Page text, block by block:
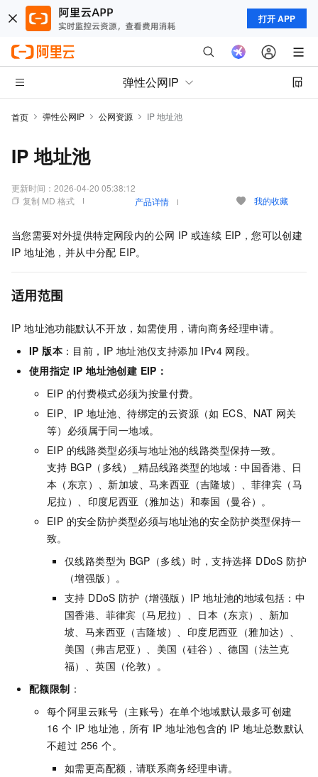
打开 APP
弹性公网IP
首页 弹性公网IP 公网资源 IP 地址池
IP 地址池
更新时间： 2026-04-20 05:38:12
复制 MD 格式
产品详情 我的收藏
当您需要对外提供特定网段内的公网 IP 或连续 EIP，您可以创建
IP 地址池，并从中分配 EIP。
适用范围
IP 地址池功能默认不开放，如需使用，请向商务经理申请。
IP 版本 ：目前，IP 地址池仅支持添加 IPv4 网段。
使用指定 IP 地址池创建 EIP：
EIP 的付费模式必须为按量付费。
EIP、IP 地址池、待绑定的云资源（如 ECS、NAT 网关
等）必须属于同一地域。
EIP 的线路类型必须与地址池的线路类型保持一致。
支持 BGP（多线）_精品线路类型的地域：中国香港、日
本（东京）、新加坡、马来西亚（吉隆坡）、菲律宾（马
尼拉）、印度尼西亚（雅加达）和泰国（曼谷） 。
EIP 的安全防护类型必须与地址池的安全防护类型保持一
致。
仅线路类型为 BGP（多线）时，支持选择 DDoS 防护
（增强版）。
支持 DDoS 防护（增强版）IP 地址池的地域包括： 中
国香港、 菲律宾（马尼拉）、日本（东京）、新加
坡、马来西亚（吉隆坡）、印度尼西亚（雅加达） 、
美国（弗吉尼亚）、美国（硅谷）、德国（法兰克
福）、英国（伦敦） 。
配额限制 ：
每个阿里云账号（主账号）在单个地域默认最多可创建
16 个 IP 地址池，所有 IP 地址池包含的 IP 地址总数默认
不超过 256 个。
如需更高配额，请联系商务经理申请。